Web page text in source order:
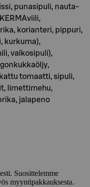
punasipuli, nauta-
korianteri, pippuri,
kurkuma),
valkosipuli),
tomaatti, sipuli,
limettimehu,
jalapeno
Suosittelemme
myyntipakkauksesta.